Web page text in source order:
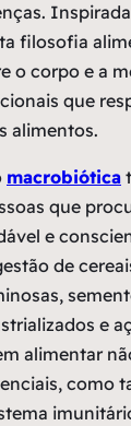
filosofia
o corpo e a
que
alimentos.
macrobiótica
que
e
de
e
alimentar
como